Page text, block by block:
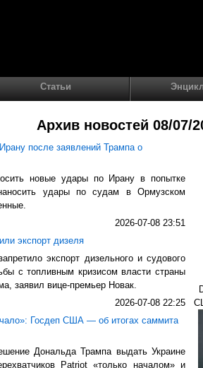
Статьи
Архив новостей 08/07/
после заявлений Трампа о
новые удары по Ирану в попытке
наносить удары по судам в Ормузском
2026-07-08 23:51
экспорт дизеля
экспорт дизельного и судового
с топливным кризисом власти страны
заявил вице-премьер Новак.
2026-07-08 22:25
Госдеп США — об итогах саммита
Дональда Трампа выдать Украине
Patriot «только началом» и